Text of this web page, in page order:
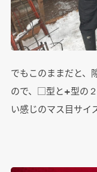
でもこのままだと、
ので、□型と+型の
い感じのマス目サイ